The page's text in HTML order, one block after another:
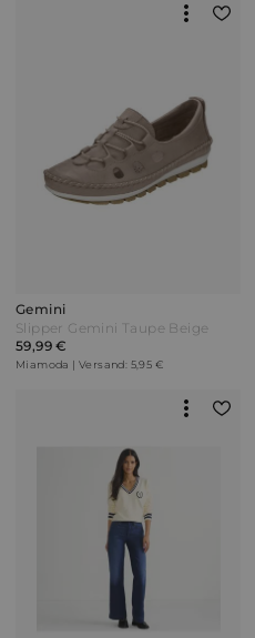
Gemini
Slipper Gemini Taupe Beige
59,99 €
Miamoda | Versand: 5,95 €